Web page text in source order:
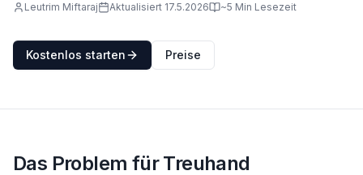
Leutrim Miftaraj Aktualisiert 17.5.2026 ~5 Min Lesezeit
Kostenlos starten Preise
Das Problem für Treuhand